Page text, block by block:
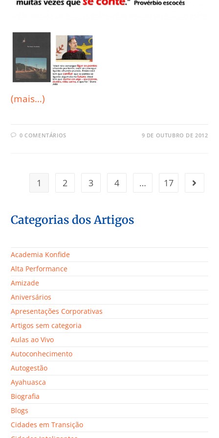
(mais…)
0 COMENTÁRIOS 9 DE OUTUBRO DE 2012
1 2 3 4 … 17
Categorias dos Artigos
Academia Konfide
Alta Performance
Amizade
Aniversários
Apresentações Corporativas
Artigos sem categoria
Aulas ao Vivo
Autoconhecimento
Autogestão
Ayahuasca
Biografia
Blogs
Cidades em Transição